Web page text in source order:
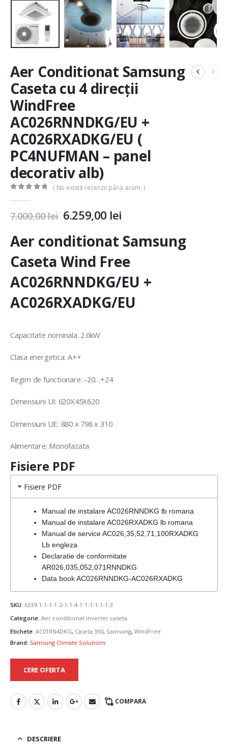
Aer Conditionat Samsung
Caseta cu 4 direcții
WindFree
AC026RNNDKG/EU +
AC026RXADKG/EU (
PC4NUFMAN – panel
decorativ alb)
( Nu există recenzii până acum. )
7.000,00lei 6.259,00 lei
Aer conditionat Samsung
Caseta Wind Free
AC026RNNDKG/EU +
AC026RXADKG/EU
Capacitate nominala: 2.6kW
Clasa energetica: A++
Regim de functionare: -20…+24
Dimensiuni UI: 620X45X620
Dimensiuni UE: 880 x 798 x 310
Alimentare: Monofazata
Fisiere PDF
Fisiere PDF
Manual de instalare AC026RNNDKG lb romana
Manual de instalare AC026RXADKG lb romana
Manual de service AC026,35,52,71,100RXADKG
Lb engleza
Declaratie de conformitate
AR026,035,052,071RNNDKG
Data book AC026RNNDKG-AC026RXADKG
SKU: 6339-1-1-1-1-2-1-1-4-1-1-1-1-1-1-3
Categorie: Aer conditionat inverter caseta
Etichete: AC01RN4DKG, Caseta 360, Samsung, WindFree
Brand: Samsung Climate Solutions
CERE OFERTA
COMPARA
DESCRIERE